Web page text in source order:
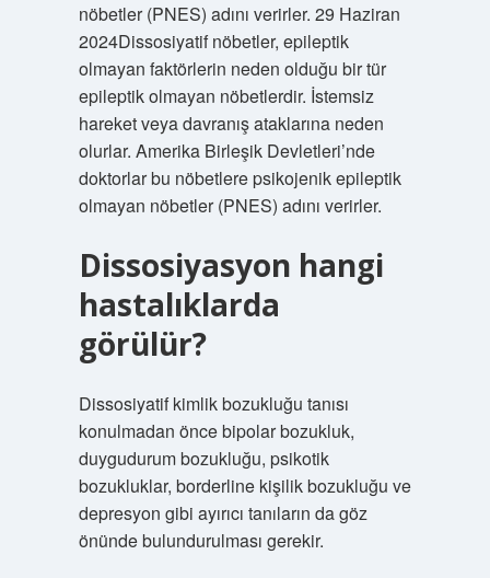
nöbetler (PNES) adını verirler. 29 Haziran
2024Dissosiyatif nöbetler, epileptik
olmayan faktörlerin neden olduğu bir tür
epileptik olmayan nöbetlerdir. İstemsiz
hareket veya davranış ataklarına neden
olurlar. Amerika Birleşik Devletleri’nde
doktorlar bu nöbetlere psikojenik epileptik
olmayan nöbetler (PNES) adını verirler.
Dissosiyasyon hangi
hastalıklarda
görülür?
Dissosiyatif kimlik bozukluğu tanısı
konulmadan önce bipolar bozukluk,
duygudurum bozukluğu, psikotik
bozukluklar, borderline kişilik bozukluğu ve
depresyon gibi ayırıcı tanıların da göz
önünde bulundurulması gerekir.